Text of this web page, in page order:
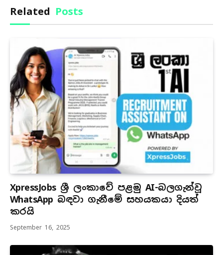
Related Posts
XpressJobs ශ්‍රී ලංකාවේ පළමු AI-බලගැන්වූ
WhatsApp බඳවා ගැනීමේ සහයකයා දියත්
කරයි
September 16, 2025